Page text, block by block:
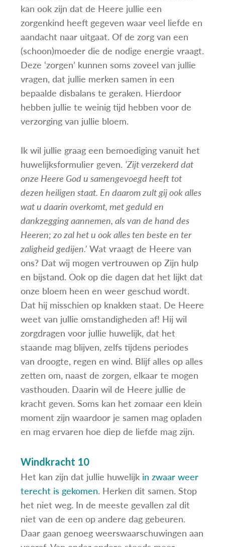
kan ook zijn dat de Heere jullie een
zorgenkind heeft gegeven waar veel liefde en
aandacht naar uitgaat. Of de zorg van een
(schoon)moeder die de nodige energie vraagt.
Deze ‘zorgen’ kunnen soms zoveel van jullie
vragen, dat jullie merken samen in een
bepaalde disbalans te geraken. Hierdoor
hebben jullie te weinig tijd hebben voor de
verzorging van jullie bloem.
Ik wil jullie graag een bemoediging vanuit het
huwelijksformulier geven. ‘Zijt verzekerd dat
onze Heere God u samengevoegd heeft tot
dezen heiligen staat. En daarom zult gij ook alles
wat u daarin overkomt, met geduld en
dankzegging aannemen, als van de hand des
Heeren; zo zal het u ook alles ten beste en ter
zaligheid gedijen.’ Wat vraagt de Heere van
ons? Dat wij mogen vertrouwen op Zijn hulp
en bijstand. Ook op die dagen dat het lijkt dat
onze bloem heen en weer geschud wordt.
Dat hij misschien op knakken staat. De Heere
weet van jullie omstandigheden af! Hij wil
zorgdragen voor jullie huwelijk, dat het
staande mag blijven, zelfs tijdens periodes
van droogte, regen en wind. Blijf alles op alles
zetten om, naast de zorgen, elkaar te mogen
vasthouden. Daarin wil de Heere jullie de
kracht geven. Soms kan het zomaar een klein
moment zijn waardoor je samen mag opladen
en mag ervaren hoe diep de liefde mag zijn.
Windkracht 10
Het kan zijn dat jullie huwelijk in zwaar weer
terecht is gekomen. Herken dit samen. Stop
het niet weg. In de meeste gevallen zal dit
niet van de een op andere dag gebeuren.
Daar gaan genoeg weerswaarschuwingen aan